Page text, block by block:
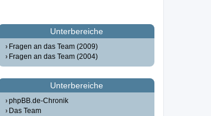
Unterbereiche
Fragen an das Team (2009)
Fragen an das Team (2004)
Unterbereiche
phpBB.de-Chronik
Das Team